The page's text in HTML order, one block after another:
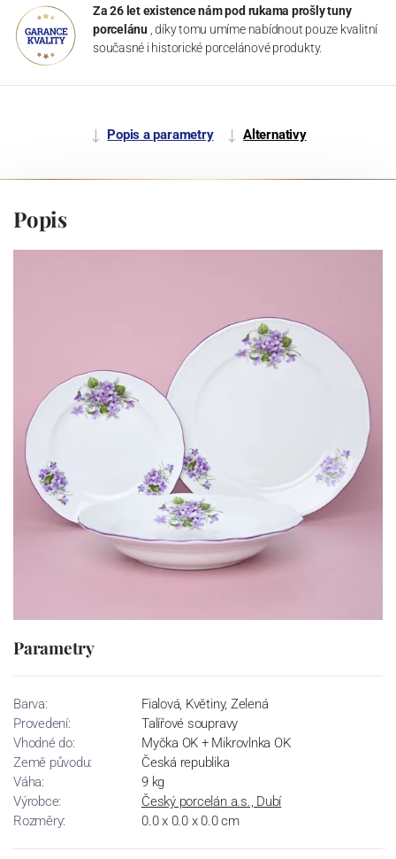
Za 26 let existence nám pod rukama prošly tuny
porcelánu , díky tomu umíme nabídnout pouze kvalitní
současné i historické porcelánové produkty.
Popis a parametry Alternativy
Popis
Parametry
Barva:
Fialová, Květiny, Zelená
Provedení:
Talířové soupravy
Vhodné do:
Myčka OK + Mikrovlnka OK
Země původu:
Česká republika
Váha:
9 kg
Výrobce:
Český porcelán a.s., Dubí
Rozměry:
0.0 x 0.0 x 0.0 cm